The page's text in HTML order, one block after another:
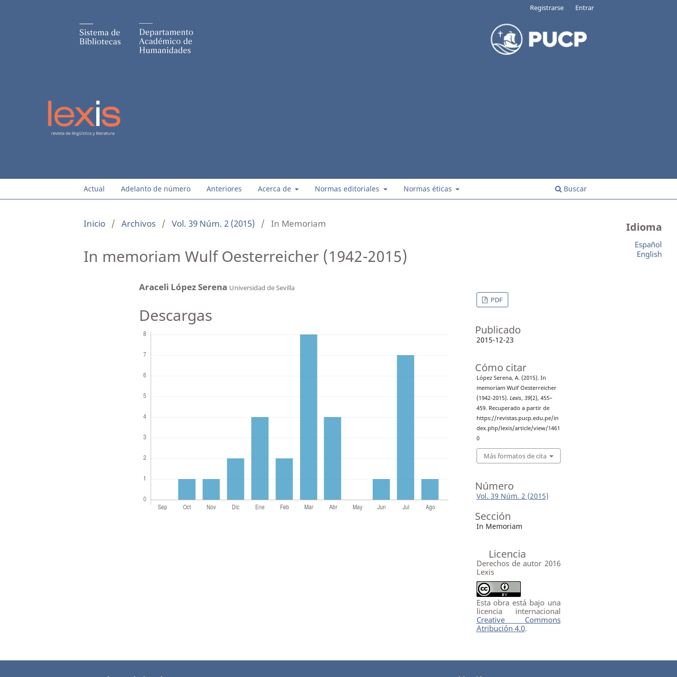
Actual Adelanto de número Anteriores Acerca de Normas editoriales Normas éticas Buscar
Registrarse Entrar
Inicio / Archivos / Vol. 39 Núm. 2 (2015) / In Memoriam
In memoriam Wulf Oesterreicher (1942-2015)
Araceli López Serena Universidad de Sevilla
Descargas
PDF
Publicado
2015-12-23
Cómo citar
López Serena, A. (2015). In
memoriam Wulf Oesterreicher
(1942-2015). Lexis, 39(2), 455–
459. Recuperado a partir de
https://revistas.pucp.edu.pe/in
dex.php/lexis/article/view/1461
0
Más formatos de cita
Número
Vol. 39 Núm. 2 (2015)
Sección
In Memoriam
Licencia
Derechos de autor 2016
Lexis
Esta obra está bajo una
licencia internacional
Creative Commons
Atribución 4.0.
Idioma
Español
English